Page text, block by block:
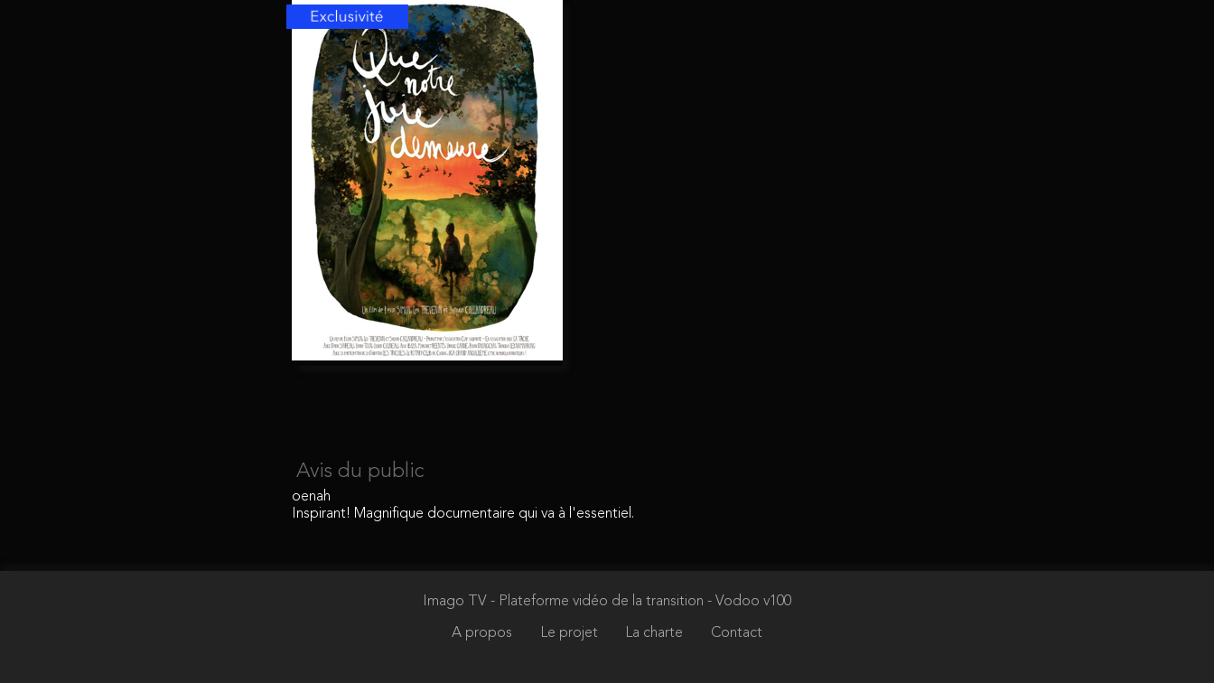
Avis du public
oenah
Inspirant! Magnifique documentaire qui va à l'essentiel.
Imago TV - Plateforme vidéo de la transition - Vodoo v100
A propos Le projet La charte Contact